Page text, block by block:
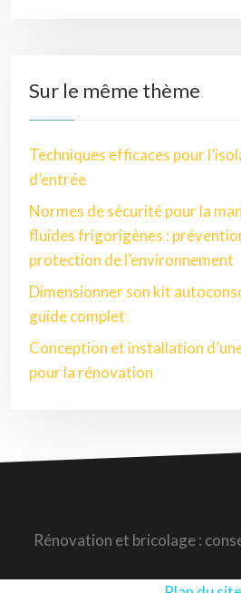
Sur le même thème
Techniques efficaces pour
d’entrée
Normes de sécurité pour la
fluides frigorigènes :
protection de l’environnement
Dimensionner son kit
guide complet
Conception et installation
pour la rénovation
Rénovation et bricolage :